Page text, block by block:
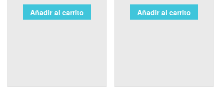
Añadir al carrito Añadir al carrito